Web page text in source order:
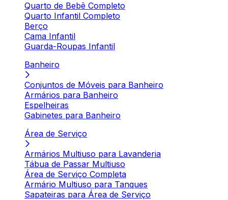
Quarto de Bebê Completo
Quarto Infantil Completo
Berço
Cama Infantil
Guarda-Roupas Infantil
Banheiro
Conjuntos de Móveis para Banheiro
Armários para Banheiro
Espelheiras
Gabinetes para Banheiro
Área de Serviço
Armários Multiuso para Lavanderia
Tábua de Passar Multiuso
Área de Serviço Completa
Armário Multiuso para Tanques
Sapateiras para Área de Serviço